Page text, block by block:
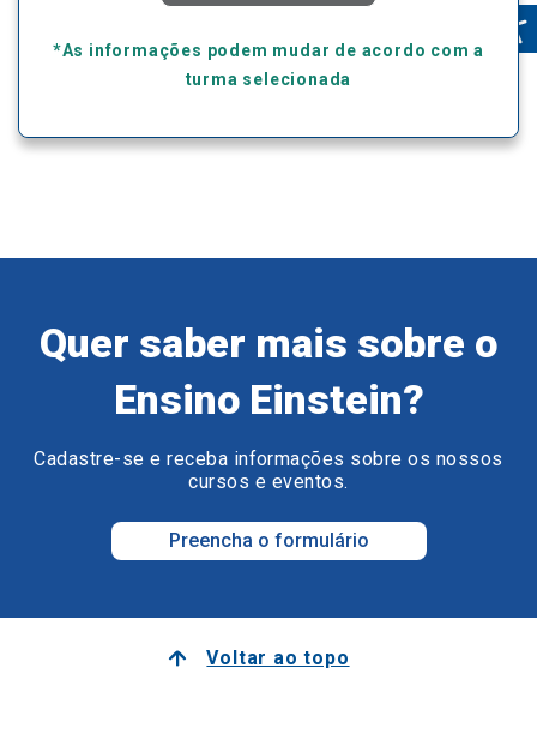
*As informações podem mudar de acordo com a
turma selecionada
Quer saber mais sobre o
Ensino Einstein?
Cadastre-se e receba informações sobre os nossos
cursos e eventos.
Preencha o formulário
Voltar ao topo